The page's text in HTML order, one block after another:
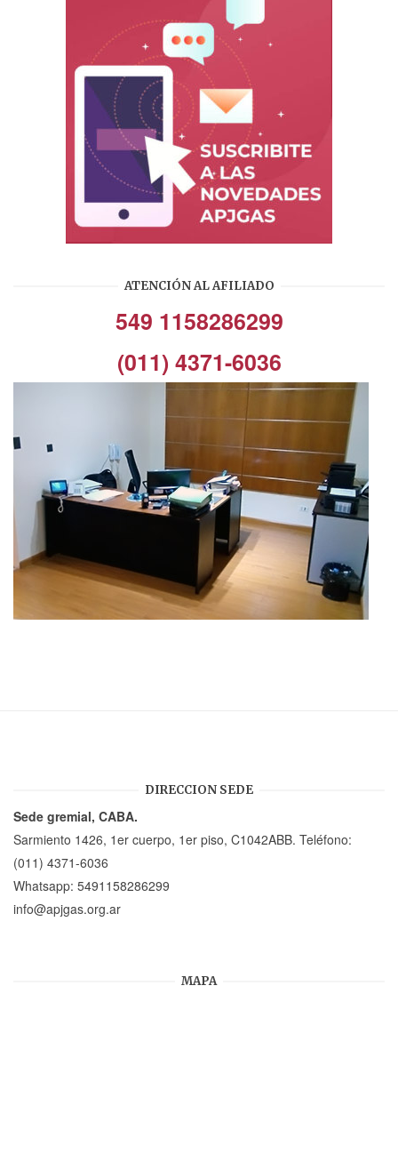
ATENCIÓN AL AFILIADO
549 1158286299
(011) 4371-6036
DIRECCION SEDE
Sede gremial, CABA.
Sarmiento 1426, 1er cuerpo, 1er piso, C1042ABB. Teléfono:
(011) 4371-6036
Whatsapp: 5491158286299
info@apjgas.org.ar
MAPA